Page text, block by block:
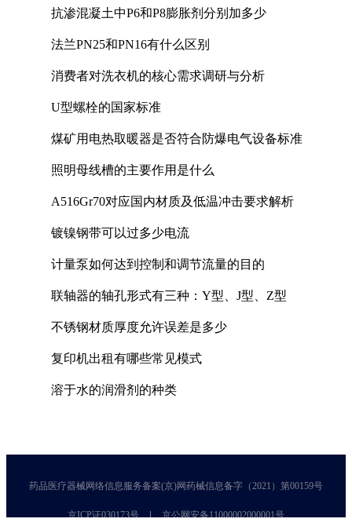
抗渗混凝土中P6和P8膨胀剂分别加多少
法兰PN25和PN16有什么区别
消费者对洗衣机的核心需求调研与分析
U型螺栓的国家标准
煤矿用电热取暖器是否符合防爆电气设备标准
照明母线槽的主要作用是什么
A516Gr70对应国内材质及低温冲击要求解析
镀镍钢带可以过多少电流
计量泵如何达到控制和调节流量的目的
联轴器的轴孔形式有三种：Y型、J型、Z型
不锈钢材质厚度允许误差是多少
复印机出租有哪些常见模式
溶于水的润滑剂的种类
药品医疗器械网络信息服务备案(京)网药械信息备字（2021）第00159号
京ICP证030173号 京公网安备11000002000001号